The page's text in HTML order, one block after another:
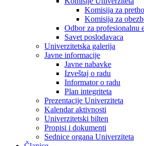
Komisija za
Komisija za
Odbor za profesionalnu
Savet poslodavaca
Univerzitetska galerija
Javne informacije
Javne nabavke
Izveštaj o radu
Informator o radu
Plan integriteta
Prezentacije Univerziteta
Kalendar aktivnosti
Univerzitetski bilten
Propisi i dokumenti
Sednice organa Univerziteta